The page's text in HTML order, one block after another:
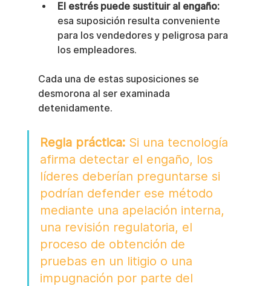
El estrés puede sustituir al engaño:
esa suposición resulta conveniente
para los vendedores y peligrosa para
los empleadores.
Cada una de estas suposiciones se
desmorona al ser examinada
detenidamente.
Regla práctica: Si una tecnología
afirma detectar el engaño, los
líderes deberían preguntarse si
podrían defender ese método
mediante una apelación interna,
una revisión regulatoria, el
proceso de obtención de
pruebas en un litigio o una
impugnación por parte del